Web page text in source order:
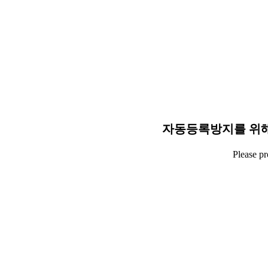
자동등록방지를 위
Please